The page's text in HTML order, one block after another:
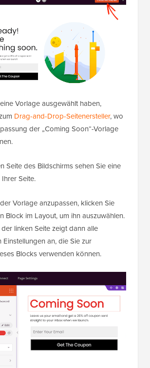
Vorlage ausgewählt haben,
Drag-and-Drop-Seitenersteller, wo
der „Coming Soon“-Vorlage
Seite des Bildschirms sehen Sie eine
Seite.
Vorlage anzupassen, klicken Sie
Block im Layout, um ihn auszuwählen.
linken Seite zeigt dann alle
Einstellungen an, die Sie zur
Blocks verwenden können.